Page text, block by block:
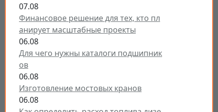
07.08
Финансовое решение для тех, кто пл
анирует масштабные проекты
06.08
Для чего нужны каталоги подшипник
ов
06.08
Изготовление мостовых кранов
06.08